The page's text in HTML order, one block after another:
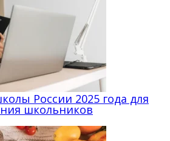
России 2025 года для
школьников